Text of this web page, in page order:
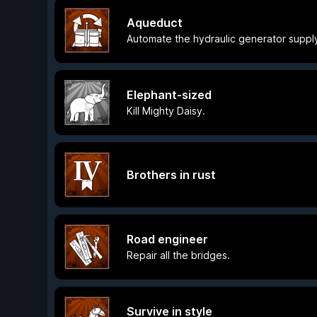
Aqueduct
Automate the hydraulic generator
Elephant-sized
Kill Mighty Daisy.
Brothers in rust
Road engineer
Repair all the bridges.
Survive in style